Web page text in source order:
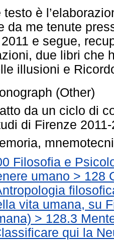
testo è
da me tenute
e segue,
due libri che
illusioni e
(Other)
da un ciclo di
di Firenze
Filosofia e
umano > 128
vita umana, su
> 128.3
qui la